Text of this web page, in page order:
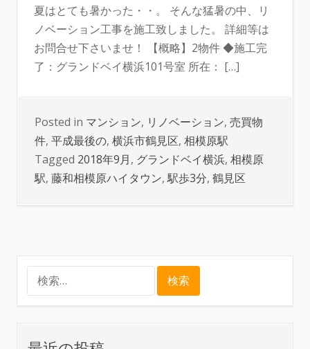
夏はとても暑かった・・。 そんな猛暑の中、リ
ノベーション工事を施工致しました。 詳細等は
お問合せ下さいませ！ 【概略】2物件 ◆施工完
了：グランドベイ横浜101号室 所在： […]
Posted in マンション, リノベーション, 売買物
件, 平成最後の, 横浜市鶴見区, 相模原駅
Tagged 2018年9月, グランドベイ横浜, 相模原
駅, 藤和相模原ハイタウン,駅歩3分, 鶴見区